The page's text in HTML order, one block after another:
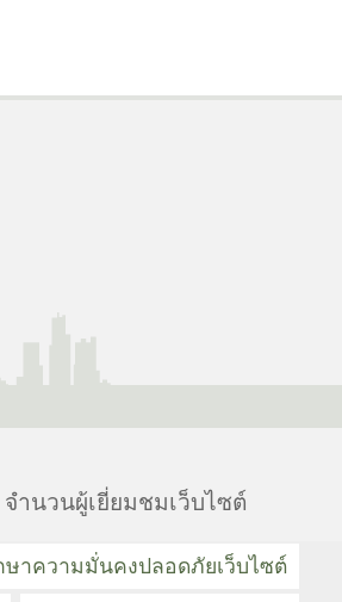
จำนวนผู้เยี่ยมชมเว็บไซต์
ษาความมั่นคงปลอดภัยเว็บไซต์